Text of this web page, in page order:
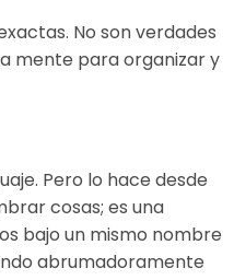
No son verdades
mente para organizar y
Pero lo hace desde
cosas; es una
bajo un mismo nombre
abrumadoramente